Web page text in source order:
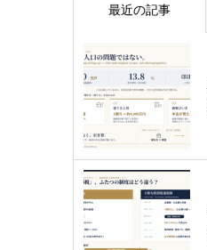
最近の記事